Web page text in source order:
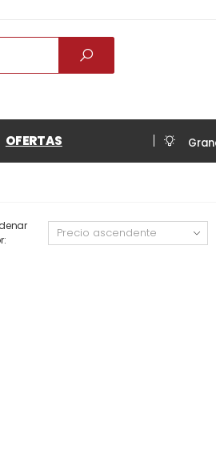
OFERTAS